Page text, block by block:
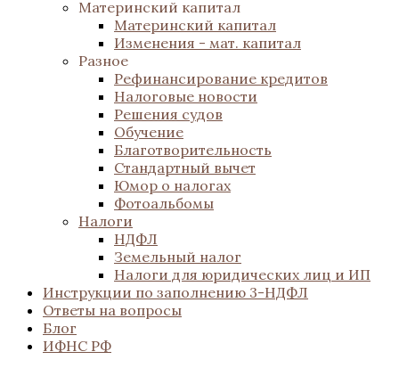
Материнский капитал
Материнский капитал
Изменения - мат. капитал
Разное
Рефинансирование кредитов
Налоговые новости
Решения судов
Обучение
Благотворительность
Стандартный вычет
Юмор о налогах
Фотоальбомы
Налоги
НДФЛ
Земельный налог
Налоги для юридических лиц и ИП
Инструкции по заполнению 3-НДФЛ
Ответы на вопросы
Блог
ИФНС РФ